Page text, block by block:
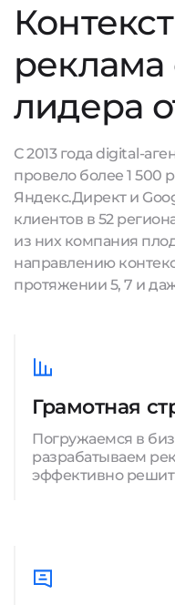
реклама
лидера
С 2013 года digital-
провело более 1 500
Яндекс.Директ и
клиентов в 52
из них компания
направлению
протяжении 5, 7 и
Грамотная
Погружаемся в
разрабатываем
эффективно решит